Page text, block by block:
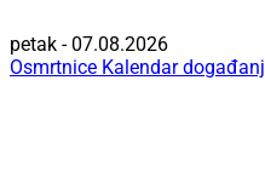
petak - 07.08.2026
Osmrtnice Kalendar